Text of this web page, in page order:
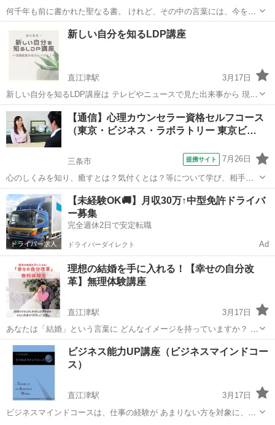
何千年も前に書かれた聖なる書。 けれど、その中の言葉には、今を生
きる私たちにも通じる知恵と力があります。 悩みや迷いの多い時代だ
からこそ、 一度立ち止まって“生きる意味”を見つめ直してみません
か？ 信仰や宗教に関係なく、 ...
新潟市 新崎駅 生活知識 聖書
新しい自分を知るLDP講座
直江津駅
3月17日
新しい自分を知るLDP講座は テレビやニュースで見た出来事から 現在
の自分の問題を解決する方法を学びます。 受講料 6,000円（税込
6,600円） 2時間の講座、テキスト付き 受講方法 オンラインzoomま
たは対面 ...
新潟 上越市 直江津駅 心理学
【通信】心理カウンセラー資格セルフコース
（東京・ビジネス・ラボラトリー 東京ビ…
三条市 提携サイト 7月26日
心のしくみを知り、癒すとは？気付くとは？等について学び、相手の
心に寄り添うプロのカウンセラーとしてのコミュニケーションスキル
を身につけます。更に、自分の癒し、心の成長にも繋がり、大切な人
との関わりやお仕事での人間関係にも大い...
新潟 三条市 心理学
【未経験OK🚚】月収30万↑中型免許ドライバ
ー募集
完全週休2日で安定転職
ドライバーダイレクト Ad
理想の結婚を手に入れる！【幸せの自分改
革】無理体験講座
直江津駅
3月17日
あなたは「結婚」という言葉に どんなイメージを持っていますか？ も
し、結婚したいと思っているのに ネガティブなイメージを持っていた
り ネガティブな情報が耳に入るとしたら 実は、心の奥では（潜在意
識）結婚を 望んでいないのか...
新潟 上越市 直江津駅 心理学 講座
ビジネス能力UP講座（ビジネスマインドコー
ス）
直江津駅
3月17日
ビジネスマインドコースは、仕事の経験が あまりない方を対象に、脳